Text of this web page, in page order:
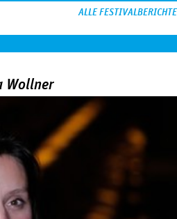
ALLE FESTIVALBERICHTE
Wollner